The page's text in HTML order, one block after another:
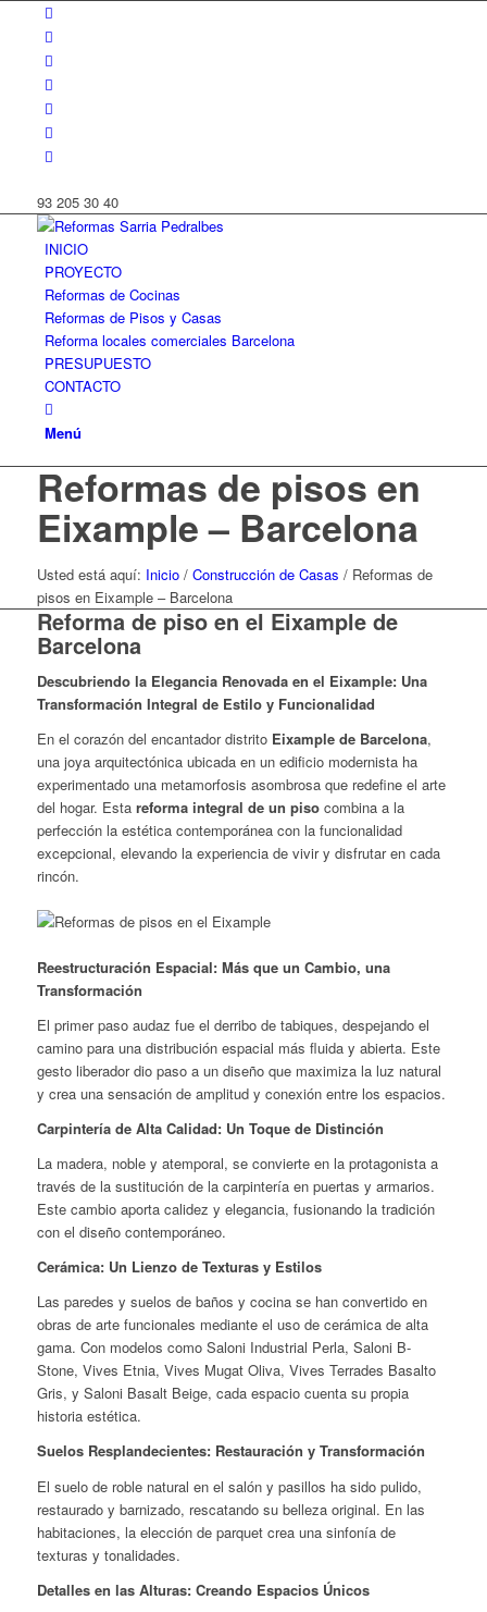
93 205 30 40
INICIO
PROYECTO
Reformas de Cocinas
Reformas de Pisos y Casas
Reforma locales comerciales Barcelona
PRESUPUESTO
CONTACTO
Menú
Reformas de pisos en
Eixample – Barcelona
Usted está aquí: Inicio / Construcción de Casas / Reformas de
pisos en Eixample – Barcelona
Reforma de piso en el Eixample de
Barcelona
Descubriendo la Elegancia Renovada en el Eixample: Una
Transformación Integral de Estilo y Funcionalidad
En el corazón del encantador distrito Eixample de Barcelona,
una joya arquitectónica ubicada en un edificio modernista ha
experimentado una metamorfosis asombrosa que redefine el arte
del hogar. Esta reforma integral de un pisocombina a la
perfección la estética contemporánea con la funcionalidad
excepcional, elevando la experiencia de vivir y disfrutar en cada
rincón.
Reestructuración Espacial: Más que un Cambio, una
Transformación
El primer paso audaz fue el derribo de tabiques, despejando el
camino para una distribución espacial más fluida y abierta. Este
gesto liberador dio paso a un diseño que maximiza la luz natural
y crea una sensación de amplitud y conexión entre los espacios.
Carpintería de Alta Calidad: Un Toque de Distinción
La madera, noble y atemporal, se convierte en la protagonista a
través de la sustitución de la carpintería en puertas y armarios.
Este cambio aporta calidez y elegancia, fusionando la tradición
con el diseño contemporáneo.
Cerámica: Un Lienzo de Texturas y Estilos
Las paredes y suelos de baños y cocina se han convertido en
obras de arte funcionales mediante el uso de cerámica de alta
gama. Con modelos como Saloni Industrial Perla, Saloni B-
Stone, Vives Etnia, Vives Mugat Oliva, Vives Terrades Basalto
Gris, y Saloni Basalt Beige, cada espacio cuenta su propia
historia estética.
Suelos Resplandecientes: Restauración y Transformación
El suelo de roble natural en el salón y pasillos ha sido pulido,
restaurado y barnizado, rescatando su belleza original. En las
habitaciones, la elección de parquet crea una sinfonía de
texturas y tonalidades.
Detalles en las Alturas: Creando Espacios Únicos